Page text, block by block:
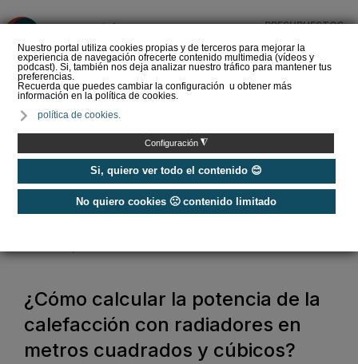
Nuestro portal utiliza cookies propias y de terceros para mejorar la
experiencia de navegación ofrecerte contenido multimedia (vídeos y
podcast). Si, también nos deja analizar nuestro tráfico para mantener tus
preferencias.
Recuerda que puedes cambiar la configuración u obtener más
información en la política de cookies.
política de cookies.
Configuración ◮
Si, quiero ver todo el contenido 😊
No quiero cookies 🙁 contenido limitado
PRESUPUESTOS
verdad para el instalador
y cómo expl…
Calefacción / Instalaciones y componentes calefacción
¿Cómo calcular la potencia de la
calefacción con radiadores en
metros cuadrados y cúbicos?